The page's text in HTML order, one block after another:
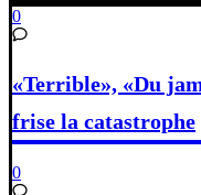
0
«Terrible», «Du
frise la catastrophe
0